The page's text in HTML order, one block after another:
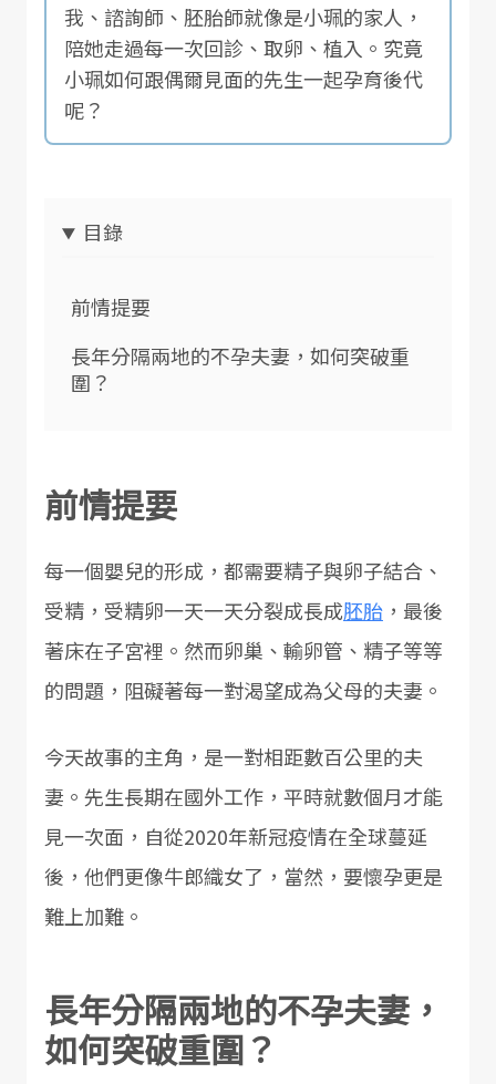
我、諮詢師、胚胎師就像是小珮的家人，
陪她走過每一次回診、取卵、植入。究竟
小珮如何跟偶爾見面的先生一起孕育後代
呢？
目錄
前情提要
長年分隔兩地的不孕夫妻，如何突破重
圍？
前情提要
每一個嬰兒的形成，都需要精子與卵子結合、
受精，受精卵一天一天分裂成長成胚胎 ，最後
著床在子宮裡。然而卵巢、輸卵管、精子等等
的問題，阻礙著每一對渴望成為父母的夫妻。
今天故事的主角，是一對相距數百公里的夫
妻。先生長期在國外工作，平時就數個月才能
見一次面，自從2020年新冠疫情在全球蔓延
後，他們更像牛郎織女了，當然，要懷孕更是
難上加難。
長年分隔兩地的不孕夫妻，
如何突破重圍？